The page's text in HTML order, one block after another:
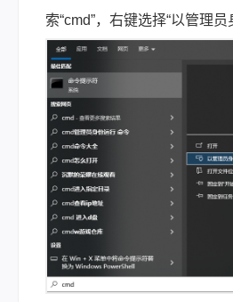
索“cmd”，右键选择“以管理员